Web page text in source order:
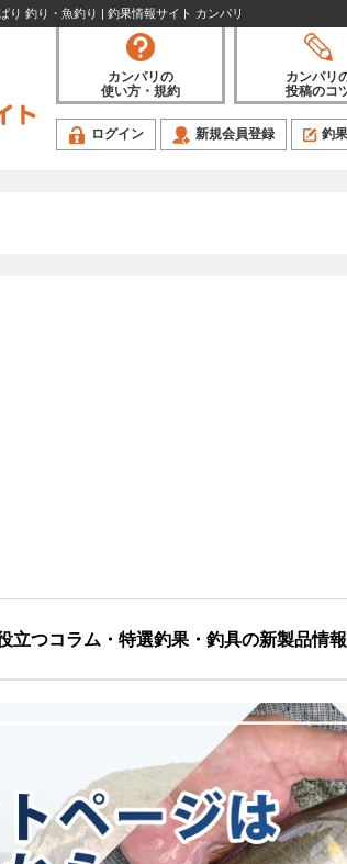
り 釣り・魚釣り | 釣果情報サイト カンパリ
カンパリの
使い方・規約
カンパリ
投稿のコ
ログイン 新規会員登録 釣
立つコラム・特選釣果・釣具の新製品情報